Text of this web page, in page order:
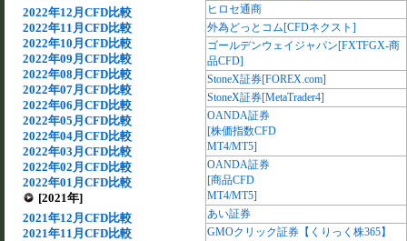
2022年12月CFD比較
2022年11月CFD比較
2022年10月CFD比較
2022年09月CFD比較
2022年08月CFD比較
2022年07月CFD比較
2022年06月CFD比較
2022年05月CFD比較
2022年04月CFD比較
2022年03月CFD比較
2022年02月CFD比較
2022年01月CFD比較
[2021年]
2021年12月CFD比較
2021年11月CFD比較
ヒロセ通商
外為どっとコム[CFDネクスト]
ゴールデンウェイジャパン[FXTFGX-商
品CFD]
StoneX証券[FOREX.com]
StoneX証券[MetaTrader4]
OANDA証券
[株価指数CFD
MT4/MT5]
OANDA証券
[商品CFD
MT4/MT5]
あい証券
GMOクリック証券【くりっく株365】